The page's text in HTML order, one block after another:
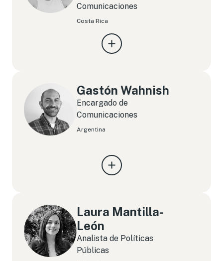
Comunicaciones
Costa Rica
Gastón Wahnish
Encargado de
Comunicaciones
Argentina
Laura Mantilla-
León
Analista de Políticas
Públicas